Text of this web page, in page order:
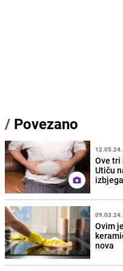
/ Povezano
Ove
Utiču
09.03.24.
Ovim
nova